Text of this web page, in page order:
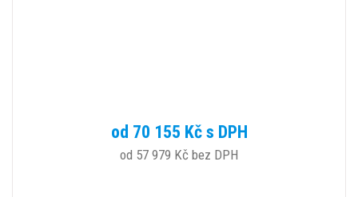
od 70 155 Kč s DPH
od 57 979 Kč bez DPH